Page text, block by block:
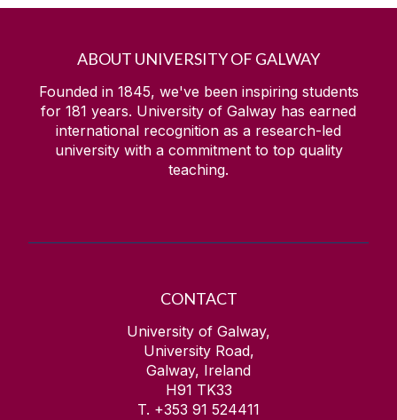
ABOUT UNIVERSITY OF GALWAY
Founded in 1845, we've been inspiring students
for 181 years. University of Galway has earned
international recognition as a research-led
university with a commitment to top quality
teaching.
CONTACT
University of Galway,
University Road,
Galway, Ireland
H91 TK33
T. +353 91 524411